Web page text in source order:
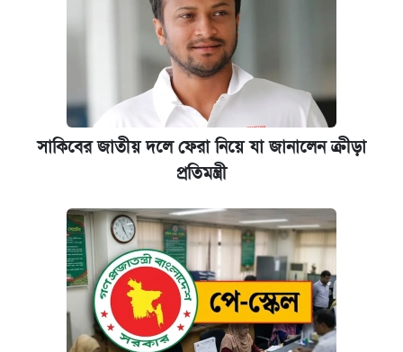
সাকিবের জাতীয় দলে ফেরা নিয়ে যা জানালেন ক্রীড়া
প্রতিমন্ত্রী